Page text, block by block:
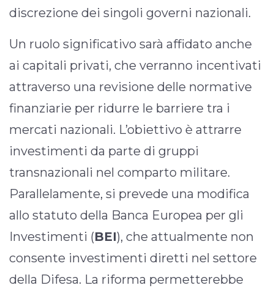
discrezione dei singoli governi nazionali.
Un ruolo significativo sarà affidato anche
ai capitali privati, che verranno incentivati
attraverso una revisione delle normative
finanziarie per ridurre le barriere tra i
mercati nazionali. L’obiettivo è attrarre
investimenti da parte di gruppi
transnazionali nel comparto militare.
Parallelamente, si prevede una modifica
allo statuto della Banca Europea per gli
Investimenti (BEI), che attualmente non
consente investimenti diretti nel settore
della Difesa. La riforma permetterebbe